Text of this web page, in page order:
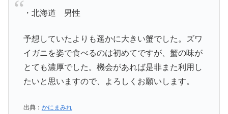
・北海道 男性
予想していたよりも遥かに大きい蟹でした。ズワ
イガニを姿で食べるのは初めてですが、蟹の味が
とても濃厚でした。機会があれば是非また利用し
たいと思いますので、よろしくお願いします。
出典： かにまみれ